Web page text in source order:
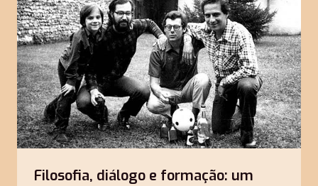
Filosofia, diálogo e formação: um